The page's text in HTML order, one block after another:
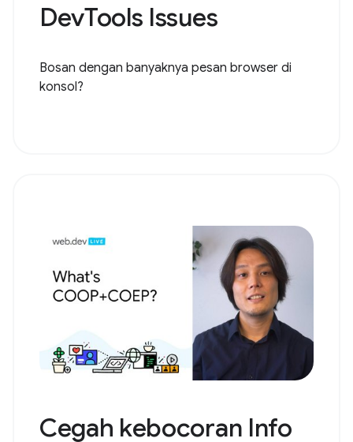
DevTools Issues
Bosan dengan banyaknya pesan browser di
konsol?
Cegah kebocoran Info